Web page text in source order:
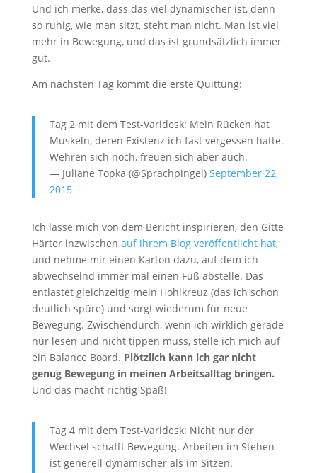
Und ich merke, dass das viel dynamischer ist, denn
so ruhig, wie man sitzt, steht man nicht. Man ist viel
mehr in Bewegung, und das ist grundsätzlich immer
gut.
Am nächsten Tag kommt die erste Quittung:
Tag 2 mit dem Test-Varidesk: Mein Rücken hat
Muskeln, deren Existenz ich fast vergessen hatte.
Wehren sich noch, freuen sich aber auch.
— Juliane Topka (@Sprachpingel) September 22,
2015
Ich lasse mich von dem Bericht inspirieren, den Gitte
Härter inzwischen auf ihrem Blog veröffentlicht hat,
und nehme mir einen Karton dazu, auf dem ich
abwechselnd immer mal einen Fuß abstelle. Das
entlastet gleichzeitig mein Hohlkreuz (das ich schon
deutlich spüre) und sorgt wiederum für neue
Bewegung. Zwischendurch, wenn ich wirklich gerade
nur lesen und nicht tippen muss, stelle ich mich auf
ein Balance Board. Plötzlich kann ich gar nicht
genug Bewegung in meinen Arbeitsalltag bringen.
Und das macht richtig Spaß!
Tag 4 mit dem Test-Varidesk: Nicht nur der
Wechsel schafft Bewegung. Arbeiten im Stehen
ist generell dynamischer als im Sitzen.